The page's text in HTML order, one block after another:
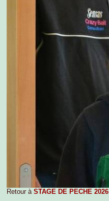
Retour à STAGE DE PECHE 2026